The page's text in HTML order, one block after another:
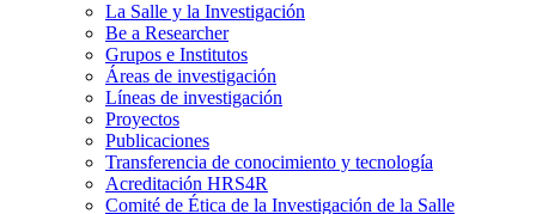
La Salle y la Investigación
Be a Researcher
Grupos e Institutos
Áreas de investigación
Líneas de investigación
Proyectos
Publicaciones
Transferencia de conocimiento y tecnología
Acreditación HRS4R
Comité de Ética de la Investigación de la Salle